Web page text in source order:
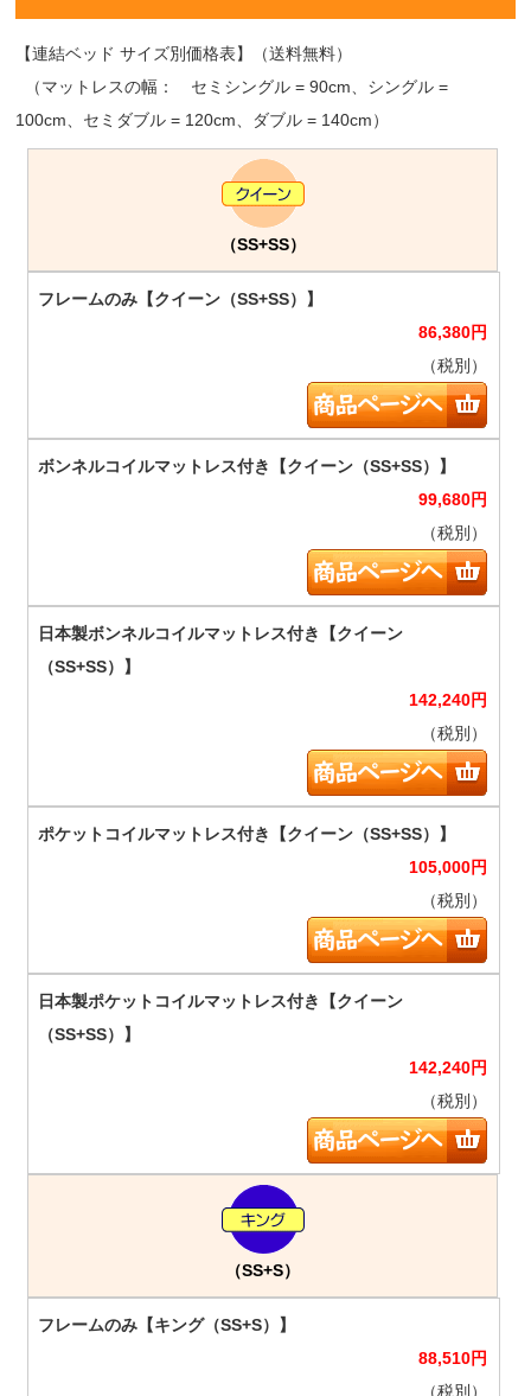
【連結ベッド サイズ別価格表】（送料無料）
（マットレスの幅： セミシングル = 90cm、シングル =
100cm、セミダブル = 120cm、ダブル = 140cm）
（SS+SS）
86,380円
（税別）
99,680円
（税別）
142,240円
（税別）
105,000円
（税別）
142,240円
（税別）
（SS+S）
88,510円
（税別）